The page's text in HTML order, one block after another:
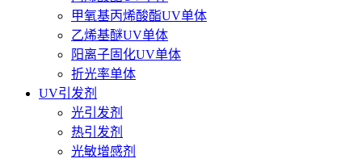
甲氧基丙烯酸酯UV单体
乙烯基醚UV单体
阳离子固化UV单体
折光率单体
UV引发剂
光引发剂
热引发剂
光敏增感剂